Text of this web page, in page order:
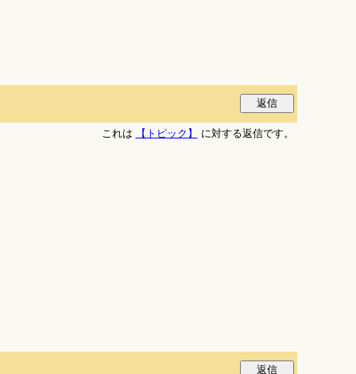
これは 【トピック】 に対する返信です。